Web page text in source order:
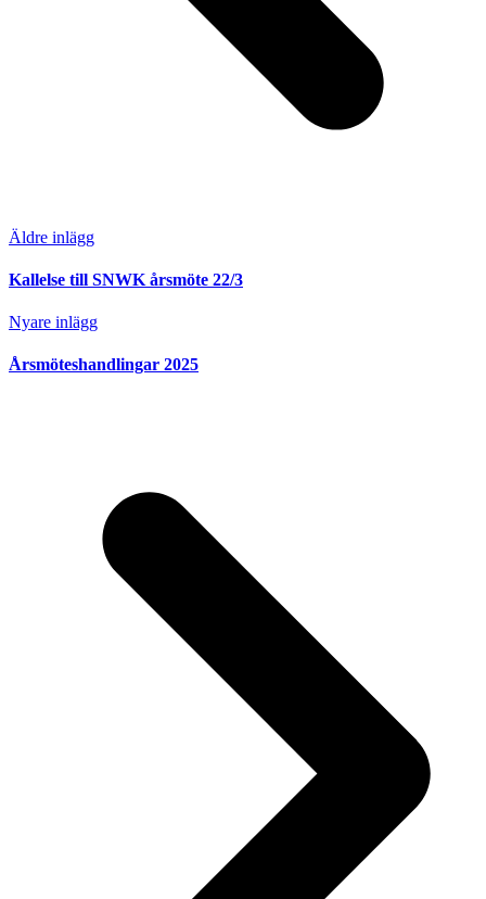
Äldre inlägg
Kallelse till SNWK årsmöte 22/3
Nyare inlägg
Årsmöteshandlingar 2025